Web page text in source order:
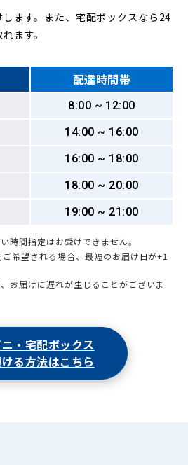
ます。また、宅配ボックスなら24
ます。
配達時間帯
8:00 ~ 12:00
14:00 ~ 16:00
16:00 ~ 18:00
18:00 ~ 20:00
19:00 ~ 21:00
時間指定はお受けできません。
希望される場合、最短のお届け日が+1
お届けに遅れが生じることがございま
・宅配ボックス
る方法はこちら